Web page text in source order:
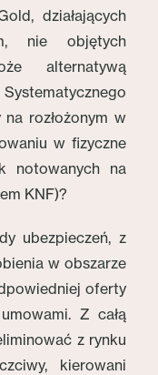
działających
nie objętych
alternatywą
rozłożonym w
w fizyczne
notowanych na
KNF)?
ubezpieczeń, z
w obszarze
oferty
Z całą
z rynku
kierowani